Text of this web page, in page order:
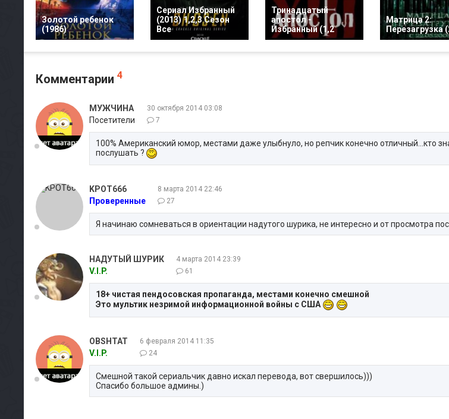
Золотой ребенок
(1986)
Сериал Избранный
(2013) 1,2,3 Сезон
Все
Тринадцатый
апостол -
Избранный (1,2
Матрица 2:
Перезагрузка
Комментарии 4
МУЖЧИНА
Посетители
30 октября 2014 03:08
7
100% Американский юмор, местами даже улыбнуло, но репчик конечно отличный...кто
послушать ?
KPOT666
Проверенные
8 марта 2014 22:46
27
Я начинаю сомневаться в ориентации надутого шурика, не интересно и от просмотра
НАДУТЫЙ ШУРИК
V.I.P.
4 марта 2014 23:39
61
18+ чистая пендосовская пропаганда, местами конечно смешной
Это мультик незримой информационной войны с США
OBSHTAT
V.I.P.
6 февраля 2014 11:35
24
Смешной такой сериальчик давно искал перевода, вот свершилось)))
Спасибо большое админы.)